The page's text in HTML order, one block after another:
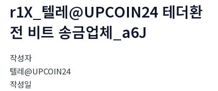
r1X_텔레@UPCOIN24 테더환
전 비트 송금업체_a6J
작성자
텔레@UPCOIN24
작성일